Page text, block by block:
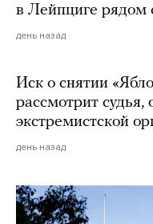
в Лейпциге рядом
день назад
Иск о снятии
рассмотрит
экстремистской
день назад